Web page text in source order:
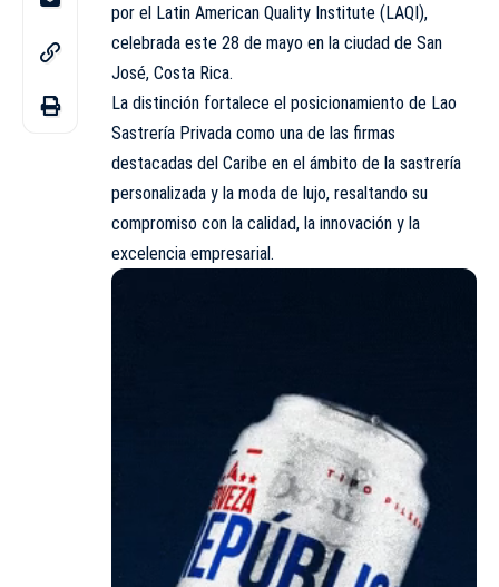
por el Latin American Quality Institute (LAQI),
celebrada este 28 de mayo en la ciudad de San
José, Costa Rica.
La distinción fortalece el posicionamiento de Lao
Sastrería Privada como una de las firmas
destacadas del Caribe en el ámbito de la sastrería
personalizada y la moda de lujo, resaltando su
compromiso con la calidad, la innovación y la
excelencia empresarial.